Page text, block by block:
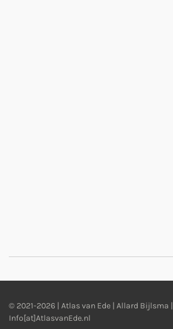
© 2021-2026 | Atlas van Ede | Allard Bijlsma |
Info[at]AtlasvanEde.nl